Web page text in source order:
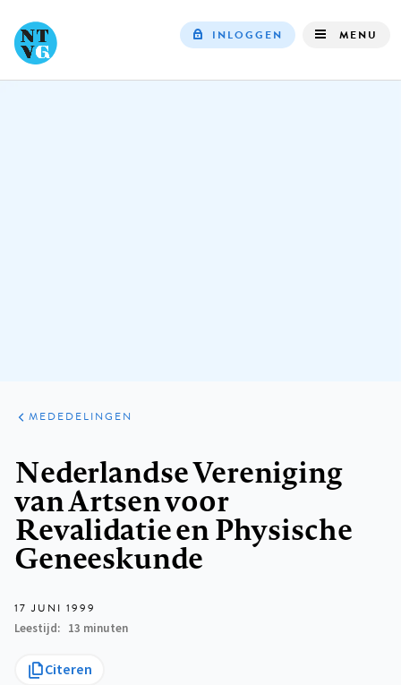
INLOGGEN MENU
ARTIKELEN
VARIA
MEDEDELINGEN
Nederlandse Vereniging
van Artsen voor
Revalidatie en Physische
Geneeskunde
17 JUNI 1999
Leestijd
13 minuten
Citeren